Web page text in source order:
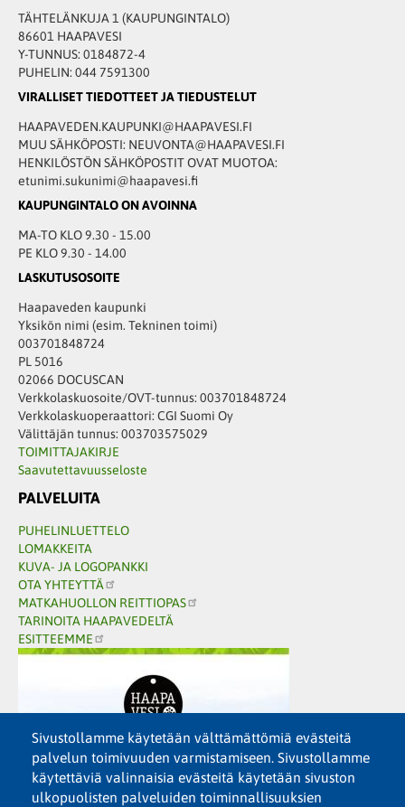
Sivustollamme käytetään välttämättömiä evästeitä
palvelun toimivuuden varmistamiseen. Sivustollamme
käytettäviä valinnaisia evästeitä käytetään sivuston
ulkopuolisten palveluiden toiminnallisuuksien
TÄHTELÄNKUJA 1 (KAUPUNGINTALO)
86601 HAAPAVESI
Y-TUNNUS: 0184872-4
PUHELIN: 044 7591300
VIRALLISET TIEDOTTEET JA TIEDUSTELUT
HAAPAVEDEN.KAUPUNKI@HAAPAVESI.FI
MUU SÄHKÖPOSTI: NEUVONTA@HAAPAVESI.FI
HENKILÖSTÖN SÄHKÖPOSTIT OVAT MUOTOA:
etunimi.sukunimi@haapavesi.fi
KAUPUNGINTALO ON AVOINNA
MA-TO KLO 9.30 - 15.00
PE KLO 9.30 - 14.00
LASKUTUSOSOITE
Haapaveden kaupunki
Yksikön nimi (esim. Tekninen toimi)
003701848724
PL 5016
02066 DOCUSCAN
Verkkolaskuosoite/OVT-tunnus: 003701848724
Verkkolaskuoperaattori: CGI Suomi Oy
Välittäjän tunnus: 003703575029
TOIMITTAJAKIRJE
Saavutettavuusseloste
PALVELUITA
PUHELINLUETTELO
LOMAKKEITA
KUVA- JA LOGOPANKKI
OTA YHTEYTTÄ
MATKAHUOLLON REITTIOPAS
TARINOITA HAAPAVEDELTÄ
ESITTEEMME